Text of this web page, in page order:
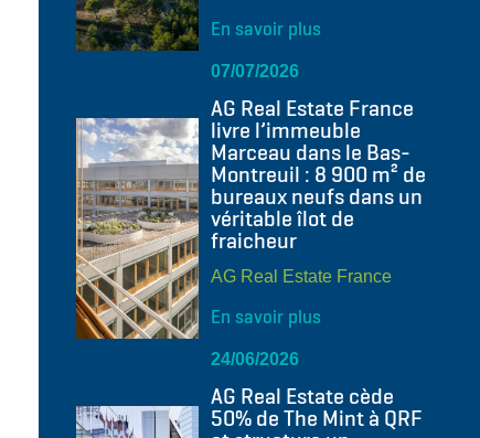
En savoir plus
07/07/2026
AG Real Estate France
livre l’immeuble
Marceau dans le Bas-
Montreuil : 8 900 m² de
bureaux neufs dans un
véritable îlot de
fraicheur
AG Real Estate France
En savoir plus
24/06/2026
AG Real Estate cède
50% de The Mint à QRF